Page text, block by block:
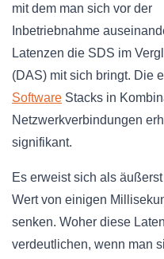
mit dem man sich vor der
Inbetriebnahme
Latenzen die SDS im
(DAS) mit sich bringt. Die
Software Stacks in
Netzwerkverbindungen
signifikant.
Es erweist sich als
Wert von einigen
senken. Woher diese
verdeutlichen, wenn man